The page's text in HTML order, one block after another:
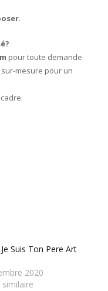
.
pour toute demande
mesure pour un
Suis Ton Pere Art
2020